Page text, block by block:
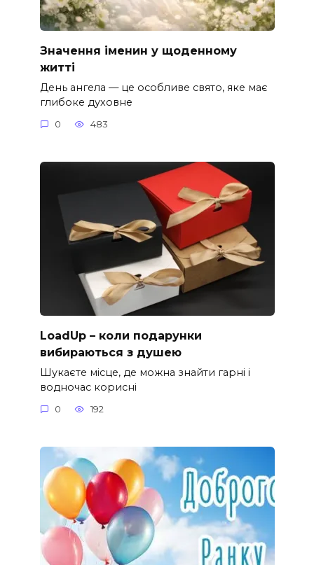
Значення іменин у щоденному
житті
День ангела — це особливе свято, яке має
глибоке духовне
0 483
LoadUp – коли подарунки
вибираються з душею
Шукаєте місце, де можна знайти гарні і
водночас корисні
0 192